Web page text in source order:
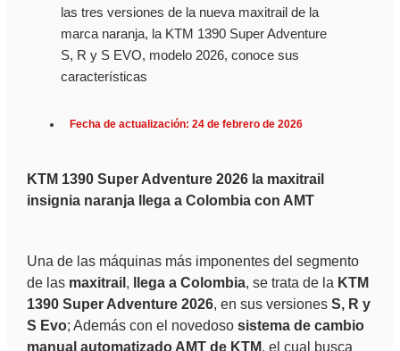
las tres versiones de la nueva maxitrail de la
marca naranja, la KTM 1390 Super Adventure
S, R y S EVO, modelo 2026, conoce sus
características
Fecha de actualización: 24 de febrero de 2026
KTM 1390 Super Adventure 2026 la maxitrail
insignia naranja llega a Colombia con AMT
Una de las máquinas más imponentes del segmento
de las maxitrail , llega a Colombia, se trata de la KTM
1390 Super Adventure 2026, en sus versiones S, R y
S Evo; Además con el novedoso sistema de cambio
manual automatizado AMT de KTM, el cual busca